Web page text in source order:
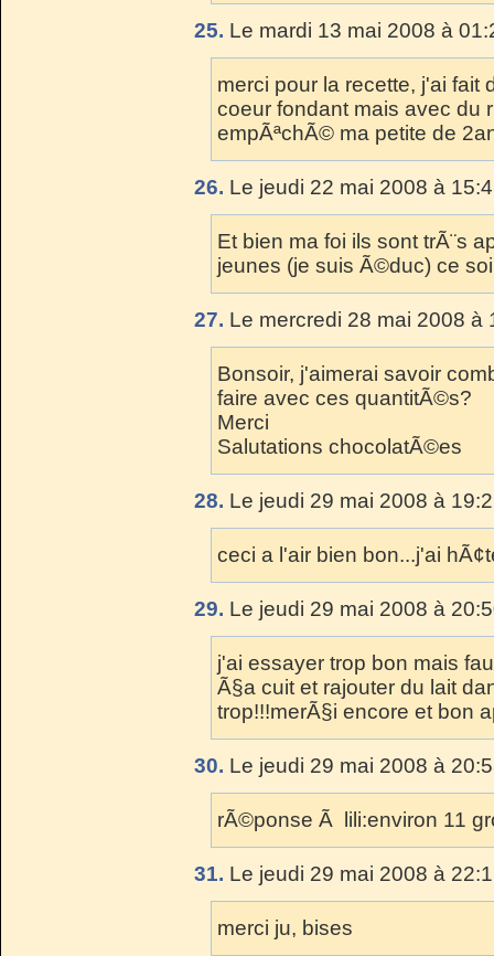
25. Le mardi 13 mai 2008 à
merci pour la recette, j'ai fait
coeur fondant mais avec du
empÃªchÃ© ma petite de
26. Le jeudi 22 mai 2008 à
Et bien ma foi ils sont trÃ¨s
jeunes (je suis Ã©duc) ce
27. Le mercredi 28 mai 2008 à
Bonsoir, j'aimerai savoir
faire avec ces quantitÃ©s?
Merci
Salutations chocolatÃ©es
28. Le jeudi 29 mai 2008 à
ceci a l'air bien bon...j'ai
29. Le jeudi 29 mai 2008 à
j'ai essayer trop bon mais
Ã§a cuit et rajouter du lait
trop!!!merÃ§i encore et bon
30. Le jeudi 29 mai 2008 à
rÃ©ponse Ã lili:environ 11
31. Le jeudi 29 mai 2008 à
merci ju, bises